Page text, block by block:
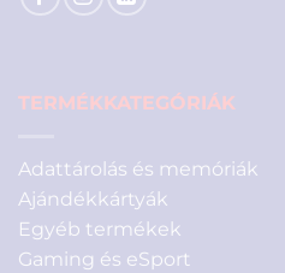
TERMÉKKATEGÓRIÁK
Adattárolás és memóriák
Ajándékkártyák
Egyéb termékek
Gaming és eSport